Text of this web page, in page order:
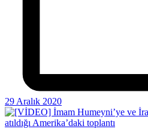
29 Aralık 2020